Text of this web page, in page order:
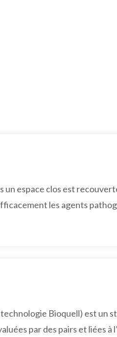
un espace clos est
les agents
Bioquell) est un
par des pairs et liées